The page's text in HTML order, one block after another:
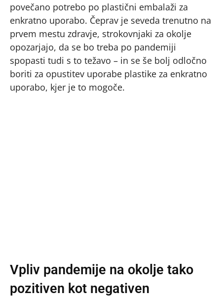
povečano potrebo po plastični embalaži za
enkratno uporabo. Čeprav je seveda trenutno na
prvem mestu zdravje, strokovnjaki za okolje
opozarjajo, da se bo treba po pandemiji
spopasti tudi s to težavo – in se še bolj odločno
boriti za opustitev uporabe plastike za enkratno
uporabo, kjer je to mogoče.
Vpliv pandemije na okolje tako
pozitiven kot negativen